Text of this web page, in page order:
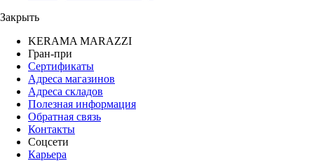
Закрыть
KERAMA MARAZZI
Гран-при
Сертификаты
Адреса магазинов
Адреса складов
Полезная информация
Обратная связь
Контакты
Соцсети
Карьера